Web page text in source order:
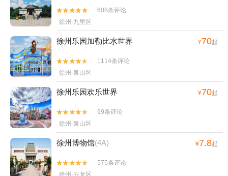


608条评论
徐州·九里区
徐州乐园加勒比水世界 ¥70起


1114条评论
徐州·泉山区
徐州乐园欢乐世界 ¥70起


99条评论
徐州·泉山区
徐州博物馆(4A) ¥7.8起


575条评论